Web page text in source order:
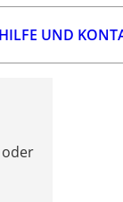
HILFE UND